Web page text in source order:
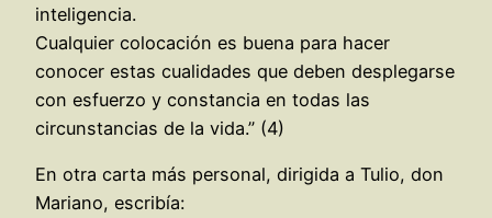
inteligencia.
Cualquier colocación es buena para hacer
conocer estas cualidades que deben desplegarse
con esfuerzo y constancia en todas las
circunstancias de la vida.” (4)
En otra carta más personal, dirigida a Tulio, don
Mariano, escribía: